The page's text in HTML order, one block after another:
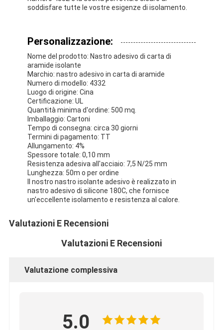
Nastro del panno di vetro del di alluminio
Nastro della tela della stagnola
Nastro di condotta del panno
Doppio nastro adesivo parteggiato
Nastro adesivo dell'ANIMALE DOMESTICO
Colata di investimento di precisione
Tavola di isolamento elettrico
soddisfare tutte le vostre esigenze di isolamento.
Personalizzazione:
Nome del prodotto: Nastro adesivo di carta di
aramide isolante
Marchio: nastro adesivo in carta di aramide
Numero di modello: 4332
Luogo di origine: Cina
Certificazione: UL
Quantità minima d'ordine: 500 mq.
Imballaggio: Cartoni
Tempo di consegna: circa 30 giorni
Termini di pagamento: TT
Allungamento: 4%
Spessore totale: 0,10 mm
Resistenza adesiva all'acciaio: 7,5 N/25 mm
Lunghezza: 50m o per ordine
Il nostro nastro isolante adesivo è realizzato in
nastro adesivo di silicone 180C, che fornisce
un'eccellente isolamento e resistenza al calore.
Valutazioni E Recensioni
Valutazioni E Recensioni
Valutazione complessiva
5.0